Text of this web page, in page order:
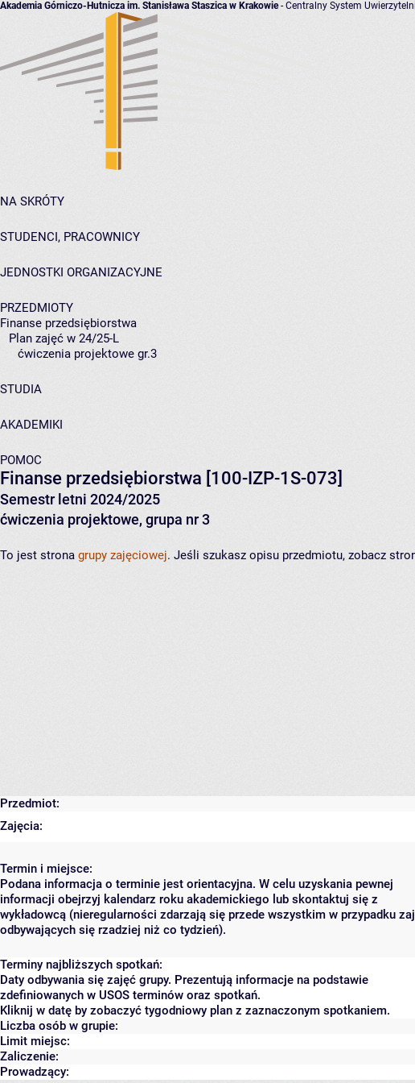
Akademia Górniczo-Hutnicza im. Stanisława Staszica w Krakowie- Centralny System
NA SKRÓTY
STUDENCI, PRACOWNICY
JEDNOSTKI ORGANIZACYJNE
PRZEDMIOTY
Finanse przedsiębiorstwa
Plan zajęć w 24/25-L
ćwiczenia projektowe gr.3
STUDIA
AKADEMIKI
POMOC
Finanse przedsiębiorstwa [100-IZP-1S-073]
Semestr letni 2024/2025
ćwiczenia projektowe, grupa nr 3
To jest strona grupy zajęciowej. Jeśli szukasz opisu przedmiotu, zobacz
Przedmiot:
Zajęcia:
Termin i miejsce:
Podana informacja o terminie jest orientacyjna. W celu uzyskania pewnej
informacji obejrzyj kalendarz roku akademickiego lub skontaktuj się z
wykładowcą (nieregularności zdarzają się przede wszystkim w przypadku
odbywających się rzadziej niż co tydzień).
Terminy najbliższych spotkań:
Daty odbywania się zajęć grupy. Prezentują informacje na podstawie
zdefiniowanych w USOS terminów oraz spotkań.
Kliknij w datę by zobaczyć tygodniowy plan z zaznaczonym spotkaniem.
Liczba osób w grupie:
Limit miejsc:
Zaliczenie:
Prowadzący: